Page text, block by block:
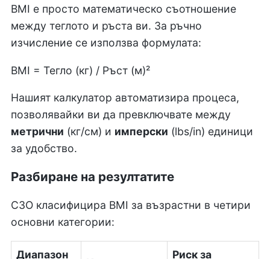
BMI е просто математическо съотношение
между теглото и ръста ви. За ръчно
изчисление се използва формулата:
BMI = Тегло (кг) / Ръст (м)²
Нашият калкулатор автоматизира процеса,
позволявайки ви да превключвате между
метрични (кг/см) и имперски (lbs/in) единици
за удобство.
Разбиране на резултатите
СЗО класифицира BMI за възрастни в четири
основни категории:
Диапазон
Риск за